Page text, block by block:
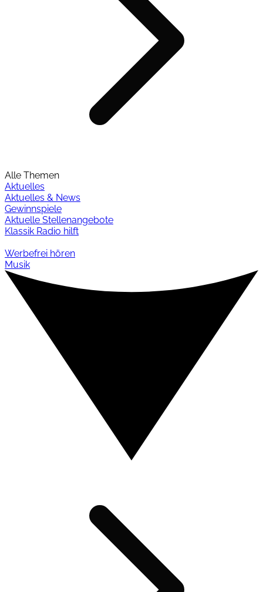
Alle Themen
Aktuelles
Aktuelles & News
Gewinnspiele
Aktuelle Stellenangebote
Klassik Radio hilft
Werbefrei hören
Musik